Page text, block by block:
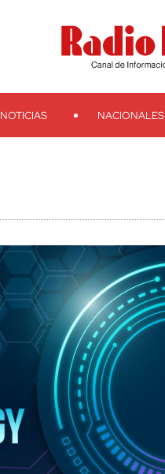
TelegramTeveo Ivoox RSS
NOTICIAS NACIONALES